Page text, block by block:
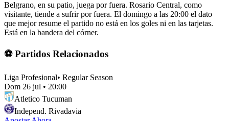
Belgrano, en su patio, juega por fuera. Rosario Central, como
visitante, tiende a sufrir por fuera. El domingo a las 20:00 el dato
que mejor resume el partido no está en los goles ni en las tarjetas.
Está en la bandera del córner.
⚽ Partidos Relacionados
Liga Profesional• Regular Season
Dom 26 jul • 20:00
Atletico Tucuman
Independ. Rivadavia